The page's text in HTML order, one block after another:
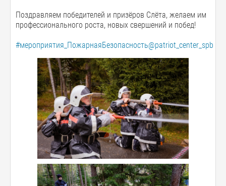
Поздравляем победителей и призёров Слёта, желаем им
профессионального роста, новых свершений и побед!
#мероприятия_ПожарнаяБезопасность@patriot_center_spb